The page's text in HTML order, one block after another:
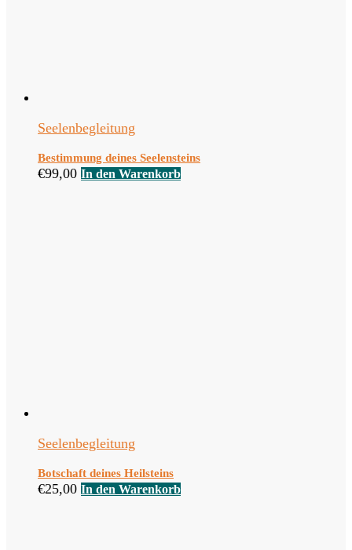
Seelenbegleitung
Bestimmung deines Seelensteins
€99,00 In den Warenkorb
Seelenbegleitung
Botschaft deines Heilsteins
€25,00 In den Warenkorb